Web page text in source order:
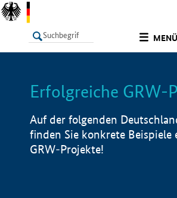
MENÜ
LISTE
Erfolgreiche GRW-
Auf der folgenden
finden Sie konkrete Beispiele
GRW-Projekte!